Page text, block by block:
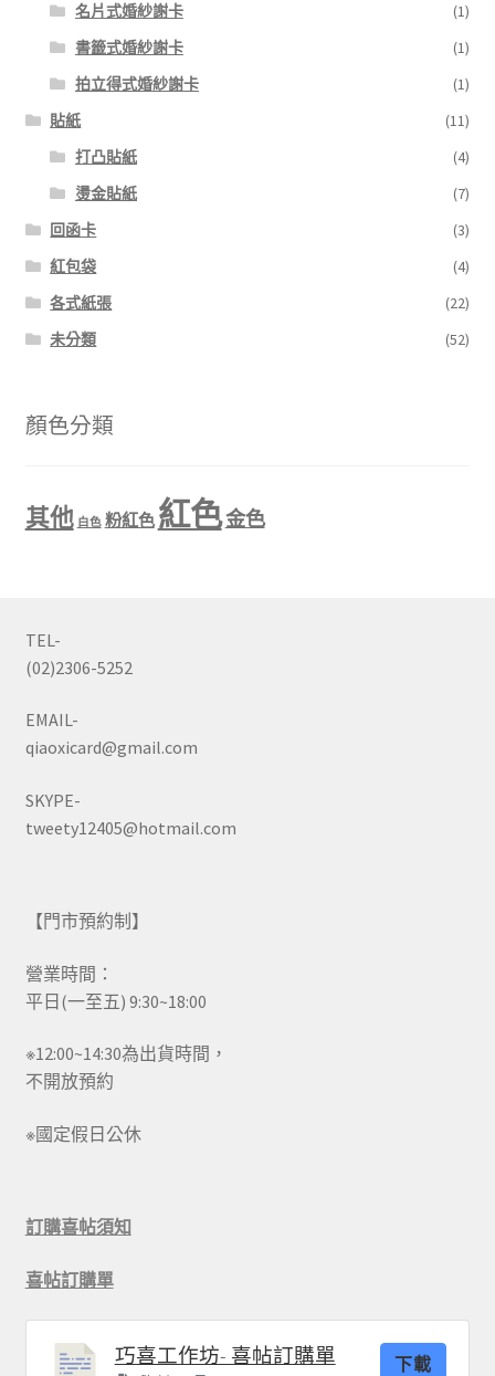
名片式婚紗謝卡
(1)
書籤式婚紗謝卡
(1)
拍立得式婚紗謝卡
(1)
貼紙
(11)
打凸貼紙
(4)
燙金貼紙
(7)
回函卡
(3)
紅包袋
(4)
各式紙張
(22)
未分類
(52)
顏色分類
其他 白色 粉紅色 紅色金色
TEL-
(02)2306-5252
EMAIL-
qiaoxicard@gmail.com
SKYPE-
tweety12405@hotmail.com
【門市預約制】
營業時間：
平日(一至五) 9:30~18:00
※12:00~14:30為出貨時間，
不開放預約
※國定假日公休
訂購喜帖須知
喜帖訂購單
巧喜工作坊- 喜帖訂購單 下載